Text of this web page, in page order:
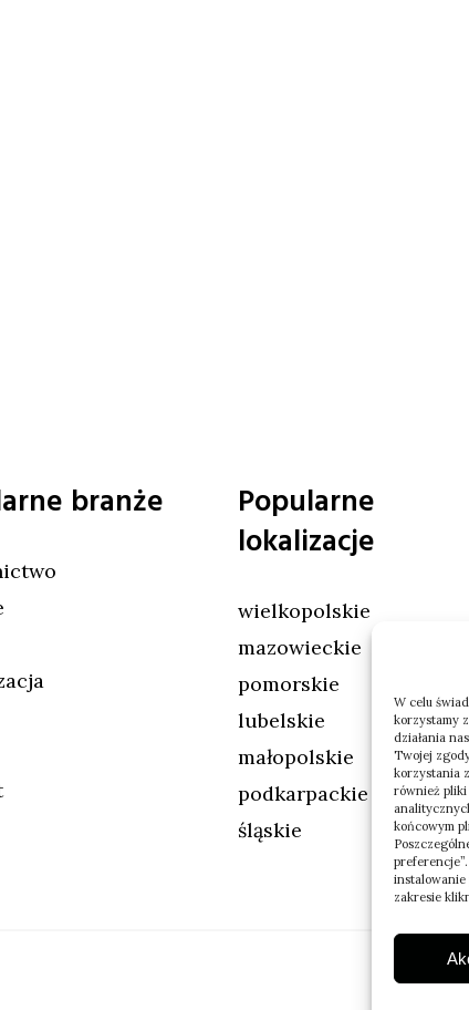
W celu
korzystamy
działania
Twojej
korzystania
również
końcowym
instalowanie
zakresie
branże
Popularne
lokalizacje
wielkopolskie
mazowieckie
pomorskie
lubelskie
małopolskie
podkarpackie
śląskie